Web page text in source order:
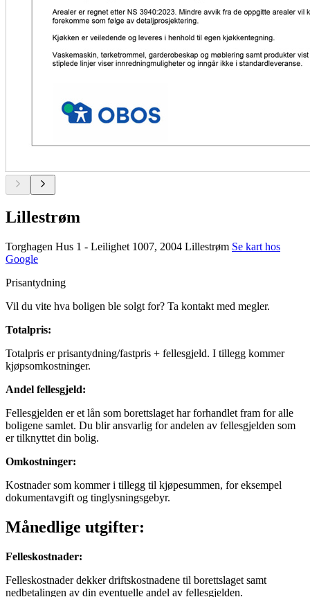
Lillestrøm
Torghagen Hus 1 - Leilighet 1007, 2004 Lillestrøm Se kart hos
Google
Prisantydning
Vil du vite hva boligen ble solgt for? Ta kontakt med megler.
Totalpris:
Totalpris er prisantydning/fastpris + fellesgjeld. I tillegg kommer
kjøpsomkostninger.
Andel fellesgjeld:
Fellesgjelden er et lån som borettslaget har forhandlet fram for alle
boligene samlet. Du blir ansvarlig for andelen av fellesgjelden som
er tilknyttet din bolig.
Omkostninger:
Kostnader som kommer i tillegg til kjøpesummen, for eksempel
dokumentavgift og tinglysningsgebyr.
Månedlige utgifter:
Felleskostnader:
Felleskostnader dekker driftskostnadene til borettslaget samt
nedbetalingen av din eventuelle andel av fellesgjelden.